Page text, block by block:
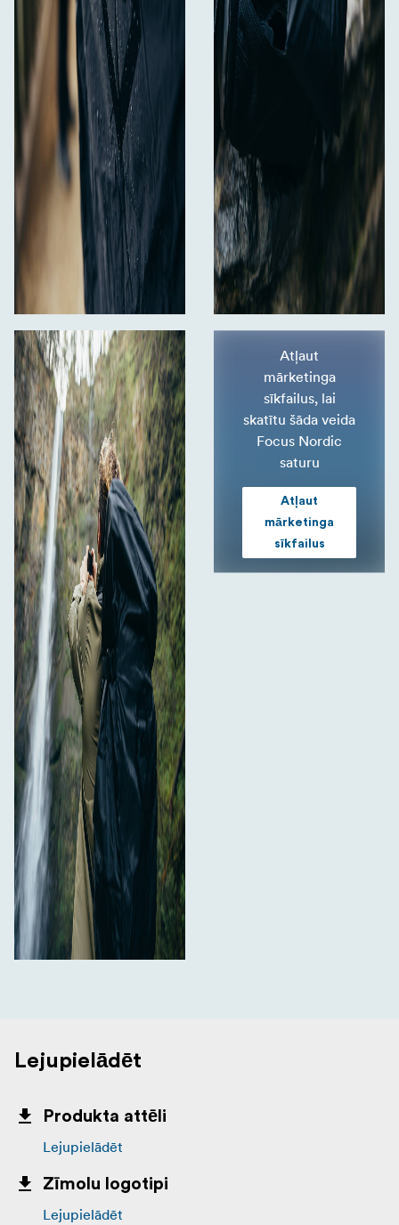
Atļaut
mārketinga
sīkfailus, lai
skatītu šāda veida
Focus Nordic
saturu
Atļaut
mārketinga
sīkfailus
Lejupielādēt
Produkta attēli
Lejupielādēt
Zīmolu logotipi
Lejupielādēt